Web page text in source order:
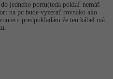
jedneho portu(teda pokiaľ nemáš
na pc bude vyzerať rovnako ako
predpokladám že ten kábel má